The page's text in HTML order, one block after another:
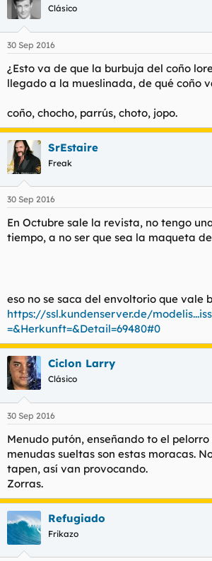
Clásico
30 Sep 2016
¿Esto va de que la burbuja del coño
llegado a la mueslinada, de qué coño
coño, chocho, parrús, choto, jopo.
SrEstaire
Freak
30 Sep 2016
En Octubre sale la revista, no tengo
tiempo, a no ser que sea la maqueta
eso no se saca del envoltorio que vale
https://ssl.kundenserver.de/
=&Herkunft=&Detail=69480#0
Ciclon Larry
Clásico
30 Sep 2016
Menudo putón, enseñando to el
menudas sueltas son estas moracas.
tapen, así van provocando.
Zorras.
Refugiado
Frikazo